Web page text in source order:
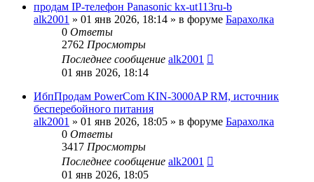
продам IP-телефон Panasonic kx-ut113ru-b
alk2001 » 01 янв 2026, 18:14 » в форуме Барахолка
0 Ответы
2762 Просмотры
Последнее сообщение alk2001
01 янв 2026, 18:14
ИбпПродам PowerCom KIN-3000AP RM, источник
бесперебойного питания
alk2001 » 01 янв 2026, 18:05 » в форуме Барахолка
0 Ответы
3417 Просмотры
Последнее сообщение alk2001
01 янв 2026, 18:05